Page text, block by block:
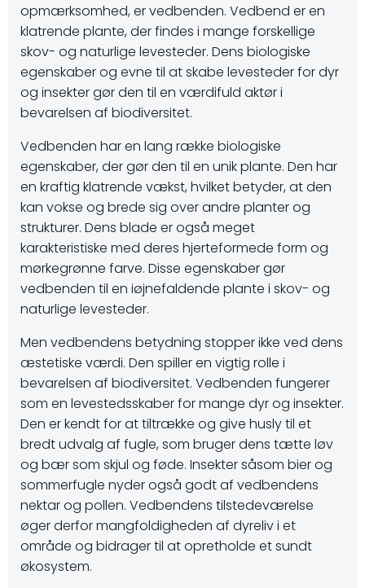
opmærksomhed, er vedbenden. Vedbend er en
klatrende plante, der findes i mange forskellige
skov- og naturlige levesteder. Dens biologiske
egenskaber og evne til at skabe levesteder for dyr
og insekter gør den til en værdifuld aktør i
bevarelsen af biodiversitet.
Vedbenden har en lang række biologiske
egenskaber, der gør den til en unik plante. Den har
en kraftig klatrende vækst, hvilket betyder, at den
kan vokse og brede sig over andre planter og
strukturer. Dens blade er også meget
karakteristiske med deres hjerteformede form og
mørkegrønne farve. Disse egenskaber gør
vedbenden til en iøjnefaldende plante i skov- og
naturlige levesteder.
Men vedbendens betydning stopper ikke ved dens
æstetiske værdi. Den spiller en vigtig rolle i
bevarelsen af biodiversitet. Vedbenden fungerer
som en levestedsskaber for mange dyr og insekter.
Den er kendt for at tiltrække og give husly til et
bredt udvalg af fugle, som bruger dens tætte løv
og bær som skjul og føde. Insekter såsom bier og
sommerfugle nyder også godt af vedbendens
nektar og pollen. Vedbendens tilstedeværelse
øger derfor mangfoldigheden af dyreliv i et
område og bidrager til at opretholde et sundt
økosystem.